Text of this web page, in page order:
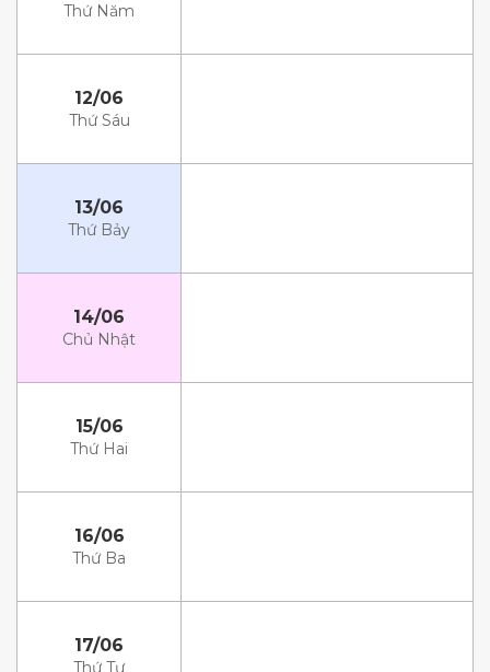
Thứ Năm
12/06
Thứ Sáu
13/06
Thứ Bảy
14/06
Chủ Nhật
15/06
Thứ Hai
16/06
Thứ Ba
17/06
Thứ Tư